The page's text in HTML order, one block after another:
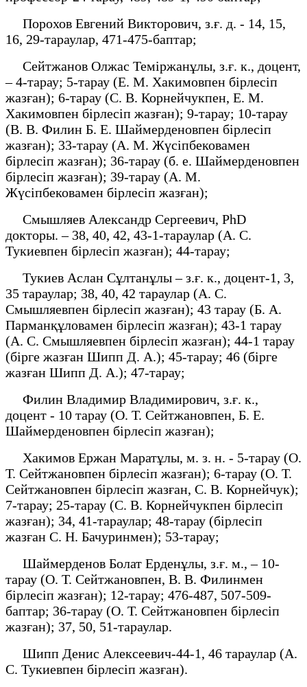
Порохов Евгений Викторович, з.ғ. д. - 14, 15,
16, 29-тараулар, 471-475-баптар;
Сейтжанов Олжас Теміржанұлы, з.ғ. к., доцент,
– 4-тарау; 5-тарау (Е. М. Хакимовпен бірлесіп
жазған); 6-тарау (С. В. Корнейчукпен, Е. М.
Хакимовпен бірлесіп жазған); 9-тарау; 10-тарау
(В. В. Филин Б. Е. Шаймерденовпен бірлесіп
жазған); 33-тарау (А. М. Жүсіпбековамен
бірлесіп жазған); 36-тарау (б. е. Шаймерденовпен
бірлесіп жазған); 39-тарау (А. М.
Жүсіпбековамен бірлесіп жазған);
Смышляев Александр Сергеевич, PhD
докторы. – 38, 40, 42, 43-1-тараулар (А. С.
Тукиевпен бірлесіп жазған); 44-тарау;
Тукиев Аслан Сұлтанұлы – з.ғ. к., доцент-1, 3,
35 тараулар; 38, 40, 42 тараулар (А. С.
Смышляевпен бірлесіп жазған); 43 тарау (Б. А.
Парманқұловамен бірлесіп жазған); 43-1 тарау
(А. С. Смышляевпен бірлесіп жазған); 44-1 тарау
(бірге жазған Шипп Д. А.); 45-тарау; 46 (бірге
жазған Шипп Д. А.); 47-тарау;
Филин Владимир Владимирович, з.ғ. к.,
доцент - 10 тарау (О. Т. Сейтжановпен, Б. Е.
Шаймерденовпен бірлесіп жазған);
Хакимов Ержан Маратұлы, м. з. н. - 5-тарау (О.
Т. Сейтжановпен бірлесіп жазған); 6-тарау (О. Т.
Сейтжановпен бірлесіп жазған, С. В. Корнейчук);
7-тарау; 25-тарау (С. В. Корнейчукпен бірлесіп
жазған); 34, 41-тараулар; 48-тарау (бірлесіп
жазған С. Н. Бачуринмен); 53-тарау;
Шаймерденов Болат Ерденұлы, з.ғ. м., – 10-
тарау (О. Т. Сейтжановпен, В. В. Филинмен
бірлесіп жазған); 12-тарау; 476-487, 507-509-
баптар; 36-тарау (О. Т. Сейтжановпен бірлесіп
жазған); 37, 50, 51-тараулар.
Шипп Денис Алексеевич-44-1, 46 тараулар (А.
С. Тукиевпен бірлесіп жазған).